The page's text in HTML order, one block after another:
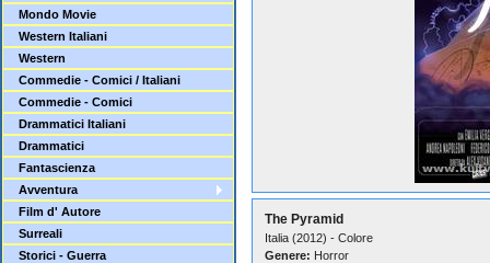
Mondo Movie
Western Italiani
Western
Commedie - Comici / Italiani
Commedie - Comici
Drammatici Italiani
Drammatici
Fantascienza
Avventura
Film d' Autore
Surreali
Storici - Guerra
The Pyramid
Italia (2012) - Colore
Genere: Horror